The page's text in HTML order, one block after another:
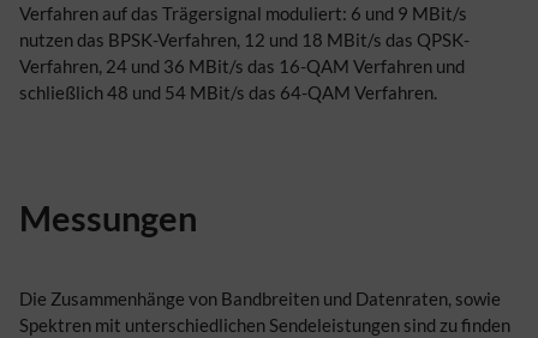
Verfahren auf das Trägersignal moduliert: 6 und 9 MBit/s
nutzen das BPSK-Verfahren, 12 und 18 MBit/s das QPSK-
Verfahren, 24 und 36 MBit/s das 16-QAM Verfahren und
schließlich 48 und 54 MBit/s das 64-QAM Verfahren.
Messungen
Die Zusammenhänge von Bandbreiten und Datenraten, sowie
Spektren mit unterschiedlichen Sendeleistungen sind zu finden